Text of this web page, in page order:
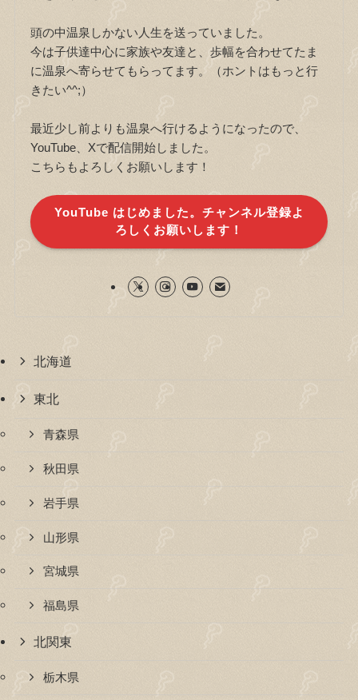
頭の中温泉しかない人生を送っていました。
今は子供達中心に家族や友達と、歩幅を合わせてたま
に温泉へ寄らせてもらってます。（ホントはもっと行
きたい^^;）
最近少し前よりも温泉へ行けるようになったので、
YouTube、Xで配信開始しました。
こちらもよろしくお願いします！
YouTube はじめました。チャンネル登録よ
ろしくお願いします！
北海道
東北
青森県
秋田県
岩手県
山形県
宮城県
福島県
北関東
栃木県